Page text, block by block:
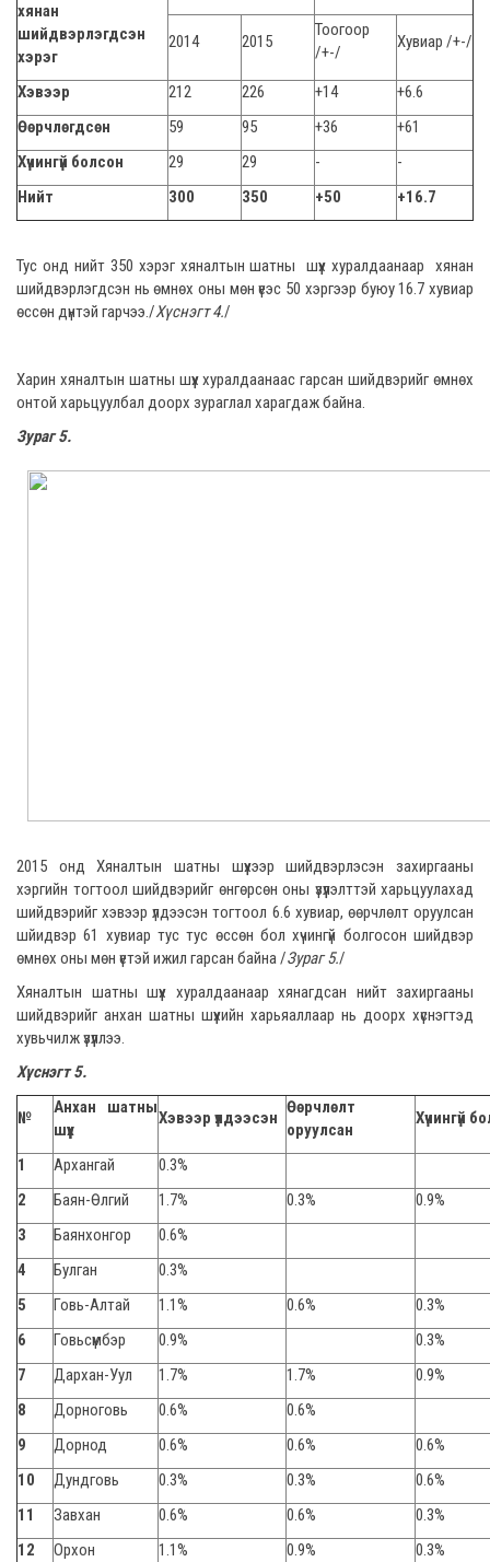
хянан
шийдвэрлэгдсэн
хэрэг
2014 2015
Тоогоор
/+-/
Хувиар /+-/
Хэвээр 212 226 +14
+6.6
Өөрчлөгдсөн
59 95 +36
+61
Хүчингүй болсон
29 29 -
-
Нийт
300 350 +50 +16.7
Тус онд нийт 350 хэрэг хяналтын шатны шүүх хуралдаанаар хянан
шийдвэрлэгдсэн нь өмнөх оны мөн үеэс 50 хэргээр буюу 16.7 хувиар
өссөн дүнтэй гарчээ./Хүснэгт 4./
Харин хяналтын шатны шүүх хуралдаанаас гарсан шийдвэрийг өмнөх
онтой харьцуулбал доорх зураглал харагдаж байна.
Зураг 5.
2015 онд Хяналтын шатны шүүхээр шийдвэрлэсэн захиргааны
хэргийн тогтоол шийдвэрийг өнгөрсөн оны үзүүлэлттэй харьцуулахад
шийдвэрийг хэвээр үлдээсэн тогтоол 6.6 хувиар, өөрчлөлт оруулсан
шйидвэр 61 хувиар тус тус өссөн бол хүчингүй болгосон шийдвэр
өмнөх оны мөн үетэй ижил гарсан байна /Зураг 5./
Хяналтын шатны шүүх хуралдаанаар хянагдсан нийт захиргааны
шийдвэрийг анхан шатны шүүхийн харьяаллаар нь доорх хүснэгтэд
хувьчилж үзүүллээ.
Хүснэгт 5.
№
Анхан шатны
шүүх
Хэвээр үлдээсэн
Өөрчлөлт
оруулсан
Хүчингүй
1 Архангай
0.3%
2
Баян-Өлгий 1.7% 0.3%
0.9%
3
Баянхонгор
0.6%
4
Булган
0.3%
5
Говь-Алтай 1.1% 0.6%
0.3%
6
Говьсүмбэр 0.9%
0.3%
7
Дархан-Уул 1.7% 1.7%
0.9%
8
Дорноговь 0.6%
0.6%
9
Дорнод 0.6% 0.6%
0.6%
10
Дундговь 0.3% 0.3%
0.6%
11
Завхан 0.6% 0.6%
0.3%
12
Орхон 1.1% 0.9% 0.3%